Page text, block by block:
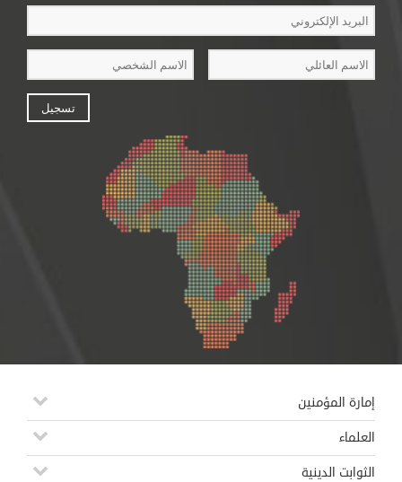
إمارة المؤمنين
العلماء
الثوابت الدينية